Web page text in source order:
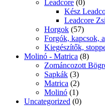
Leadcore (0)
Kész
Leadcore
Horgok (57)
Forgók, kapcsok,
Kiegészítők,
Molinó - Matrica (8)
Zománcozott
Sapkák (3)
Matrica (2)
Molinó (1)
Uncategorized (0)